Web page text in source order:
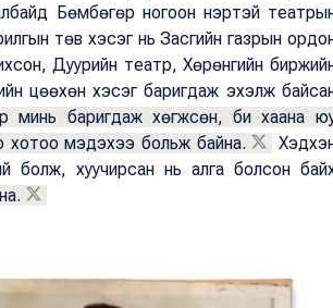
Бөмбөгөр ногоон нэртэй
төв хэсэг нь Засгийн газрын
Дуурийн театр, Хөрөнгийн
цөөхөн хэсэг баригдаж эхэлж
минь баригдаж хөгжсөн, би хаана
хотоо мэдэхээ больж байна.
болж, хуучирсан нь алга болсон